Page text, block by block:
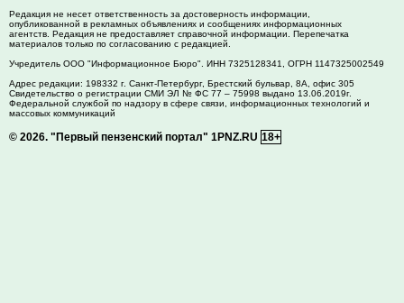
Редакция не несет ответственность за достоверность информации,
опубликованной в рекламных объявлениях и сообщениях информационных
агентств. Редакция не предоставляет справочной информации. Перепечатка
материалов только по согласованию с редакцией.
Учредитель ООО "Информационное Бюро". ИНН 7325128341, ОГРН 1147325002549
Адрес редакции: 198332 г. Санкт-Петербург, Брестский бульвар, 8А, офис 305
Свидетельство о регистрации СМИ ЭЛ № ФС 77 – 75998 выдано 13.06.2019г.
Федеральной службой по надзору в сфере связи, информационных технологий и
массовых коммуникаций
© 2026. "Первый пензенский портал" 1PNZ.RU 18+